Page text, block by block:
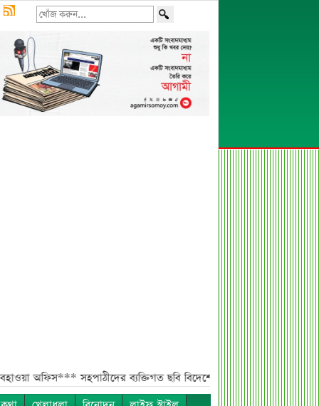
সহপাঠীদের ব্যক্তিগত ছবি বিদেশে পাঠানোর অভিযোগে উত্তাল ইবি***